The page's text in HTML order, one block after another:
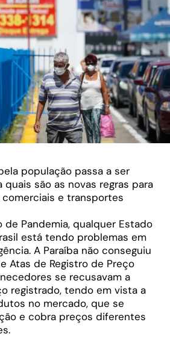
população passa a ser
são as novas regras para
e transportes
de Pandemia, qualquer Estado
está tendo problemas em
A Paraíba não conseguiu
Atas de Registro de Preço
se recusavam a
registrado, tendo em vista a
no mercado, que se
e cobra preços diferentes